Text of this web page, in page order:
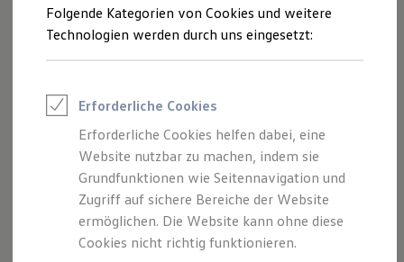
Saisonangebote
Reifenpakete
Leasing
Leasing-Angebote
Elektroauto Leasing
Kleinwagen-Leasing
Leasing ohne Anzahlung
Finanzierung
Autokredit mit Schlussrate
Versicherungen und Garantien
Kfz-Versicherung
Restschuldversicherungen
Garantien
Spurhalteassistent „Lane Assist“
Proaktives
Insassenschutzsystem
Das optionale
brenzlige Situationen mit Unfallpotenzial erkennen und
automatisch je nach Situation Vorkehrungen ergreifen.
Fenster und Schiebedach werden bis auf einen
Spalt geschlossen, um die Wirkung der Airbags zu
optimieren.
Folgende Kategorien von Cookies und weitere
Technologien werden durch uns eingesetzt:
Erforderliche Cookies
Erforderliche Cookies helfen dabei, eine
Website nutzbar zu machen, indem sie
Grundfunktionen wie Seitennavigation und
Zugriff auf sichere Bereiche der Website
ermöglichen. Die Website kann ohne diese
Cookies nicht richtig funktionieren.